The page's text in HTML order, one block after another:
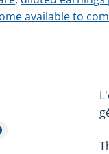
available to